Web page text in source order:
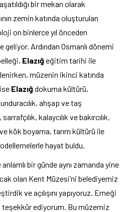
bir mekan olarak
zemin katında oluşturulan
on binlerce yıl önceden
Ardından Osmanlı dönemi
Elazığeğitim tarihi ile
müzenin ikinci katında
Elazığdokuma kültürü,
ahşap ve taş
kalaycılık ve bakırcılık,
kök boyama, tarım kültürü ile
hayat buldu.
bir günde aynı zamanda yine
olan Kent Müzesi’ni belediyemiz
ve açılışını yapıyoruz. Emeği
teşekkür ediyorum. Bu müzemiz